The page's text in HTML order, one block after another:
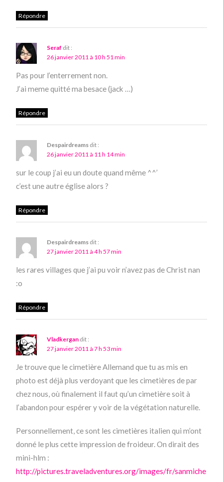
Répondre
Seraf dit :
26 janvier 2011 à 10 h 51 min
Pas pour l’enterrement non.
J’ai meme quitté ma besace (jack …)
Répondre
Despairdreams dit :
26 janvier 2011 à 11 h 14 min
sur le coup j’ai eu un doute quand même ^^’
c’est une autre église alors ?
Répondre
Despairdreams dit :
27 janvier 2011 à 4 h 57 min
les rares villages que j’ai pu voir n’avez pas de Christ nan
:o
Répondre
Vladkergan dit :
27 janvier 2011 à 7 h 53 min
Je trouve que le cimetière Allemand que tu as mis en
photo est déjà plus verdoyant que les cimetières de par
chez nous, où finalement il faut qu’un cimetière soit à
l’abandon pour espérer y voir de la végétation naturelle.
Personnellement, ce sont les cimetières italien qui m’ont
donné le plus cette impression de froideur. On dirait des
mini-hlm :
http://pictures.traveladventures.org/images/fr/sanmiche